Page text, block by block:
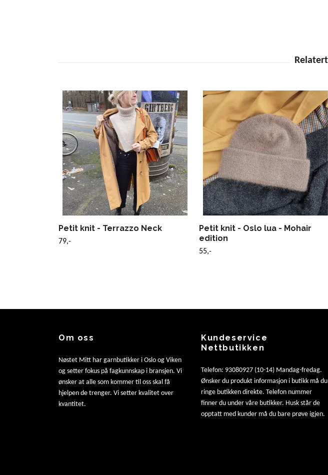
Petit knit - Terrazzo Neck
79,-
Petit knit - Oslo lua - Mohair
edition
55,-
Om oss
Nøstet Mitt har garnbutikker i Oslo og Viken
og setter fokus på fagkunnskap i bransjen. Vi
ønsker at alle som kommer til oss skal få
hjelpen de trenger. Vi setter kvalitet over
kvantitet.
Kundeservice
Nettbutikken
Telefon: 93080927 (10-14) Mandag-fredag.
Ønsker du produkt informasjon i butikk må du
ringe butikken direkte. Telefon nummer
finner du under våre butikker. Husk står de
opptatt med kunder må du bare prøve igjen.